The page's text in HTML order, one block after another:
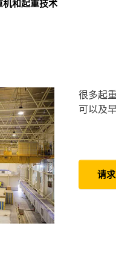
机和起重技术
很多起
可以及
请